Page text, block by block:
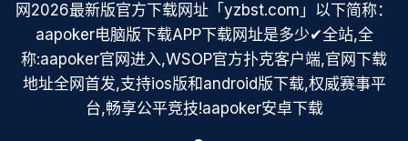
网2026最新版官方下载网址「yzbst.com」以下简称：
aapoker电脑版下载APP下载网址是多少✔全站,全
称:aapoker官网进入,WSOP官方扑克客户端,官网下载
地址全网首发,支持ios版和android版下载,权威赛事平
台,畅享公平竞技!aapoker安卓下载